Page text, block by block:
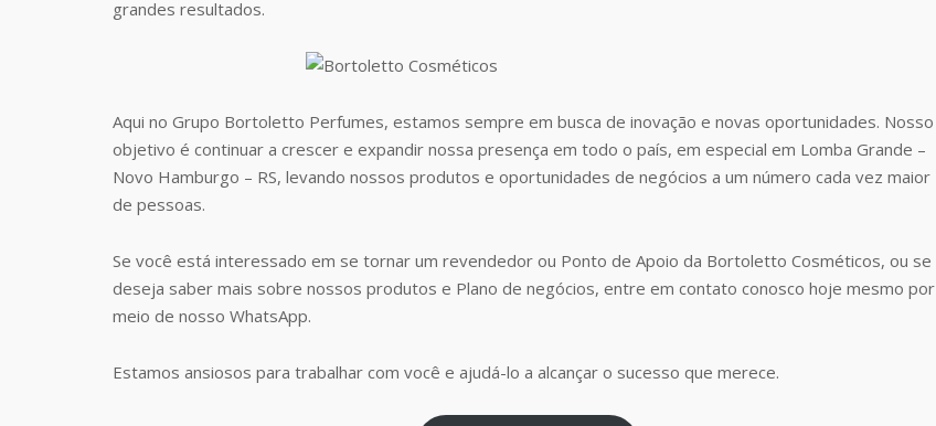
grandes resultados.
Aqui no Grupo Bortoletto Perfumes, estamos sempre em busca de inovação e novas oportunidades. Nosso
objetivo é continuar a crescer e expandir nossa presença em todo o país, em especial em Lomba Grande –
Novo Hamburgo – RS, levando nossos produtos e oportunidades de negócios a um número cada vez maior
de pessoas.
Se você está interessado em se tornar um revendedor ou Ponto de Apoio da Bortoletto Cosméticos, ou se
deseja saber mais sobre nossos produtos e Plano de negócios, entre em contato conosco hoje mesmo por
meio de nosso WhatsApp.
Estamos ansiosos para trabalhar com você e ajudá-lo a alcançar o sucesso que merece.